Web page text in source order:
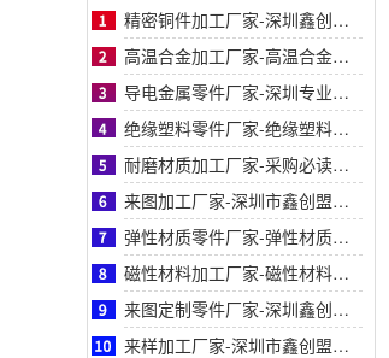
精密铜件加工厂家-深圳鑫创盟精密铜件加工：高精度、快交期、定制化优选方案的首选商家
高温合金加工厂家-高温合金加工采购指南：鑫创盟精密工艺对比与客户案例信任背书详解篇
导电金属零件厂家-深圳专业导电金属零件厂家鑫创盟：采购必读，品质与成本平衡之道
绝缘塑料零件厂家-绝缘塑料零件厂家采购指南：鑫创盟精密定制品质可靠降本增效首选方案
耐磨材质加工厂家-采购必读：耐磨材质加工厂家如何选？鑫创盟高耐磨低成本方案权威解析
来图加工厂家-深圳市鑫创盟机电技术有限公司来图加工厂家专业定制服务精准高效值得信赖
弹性材质零件厂家-弹性材质零件采购参考：深圳鑫创盟工艺、服务与客户案例对比详解指南
磁性材料加工厂家-磁性材料加工厂家采购参考之深圳鑫创盟机电技术有限公司深度专业解析
来图定制零件厂家-深圳鑫创盟机电来图定制零件厂家采购参考与专业工艺优势深度全面解析
来样加工厂家-深圳市鑫创盟机电来样加工厂家：精准定制，解决非标零件采购难题参考